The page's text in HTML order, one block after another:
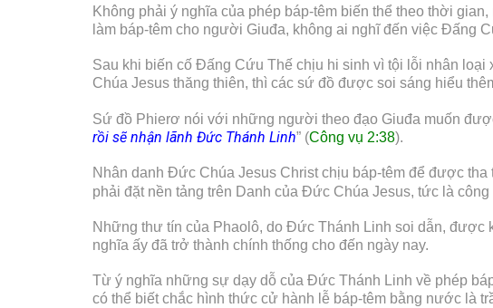
Không phải ý nghĩa của phép báp-têm biến thể theo thời
làm báp-têm cho người Giuđa, không ai nghĩ đến việc Đấng
Sau khi biến cố Đấng Cứu Thế chịu hi sinh vì tội lỗi nhân
Chúa Jesus thăng thiên, thì các sứ đồ được soi sáng hiểu
Sứ đồ Phierơ nói với những người theo đạo Giuđa muốn
rồi sẽ nhận lãnh Đức Thánh Linh” (Công vụ 2:38).
Nhân danh Đức Chúa Jesus Christ chịu báp-têm để được tha
phải đặt nền tảng trên Danh của Đức Chúa Jesus, tức là
Những thư tín của Phaolô, do Đức Thánh Linh soi dẫn, được
nghĩa ấy đã trở thành chính thống cho đến ngày nay.
Từ ý nghĩa những sự dạy dỗ của Đức Thánh Linh về phép
có thể biết chắc hình thức cử hành lễ báp-têm bằng nước là